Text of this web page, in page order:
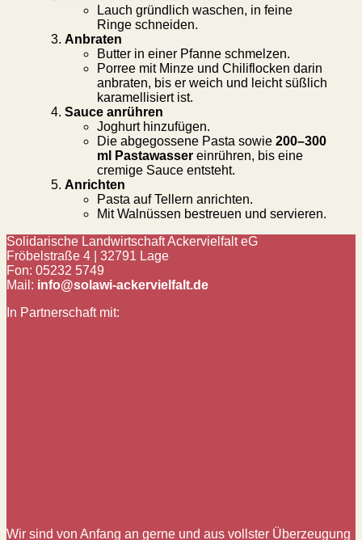
Lauch gründlich waschen, in feine
Ringe schneiden.
Anbraten
Butter in einer Pfanne schmelzen.
Porree mit Minze und Chiliflocken darin
anbraten, bis er weich und leicht süßlich
karamellisiert ist.
Sauce anrühren
Joghurt hinzufügen.
Die abgegossene Pasta sowie 200–300
ml Pastawasser einrühren, bis eine
cremige Sauce entsteht.
Anrichten
Pasta auf Tellern anrichten.
Mit Walnüssen bestreuen und servieren.
Solidarische Landwirtschaft Ackervielfalt eG
Fröbelstraße 4 | 32791 Lage
Fon: 05232 5749
Mail: info@solawi-ackervielfalt.de
In Partnerschaft mit:
Wir sind von Anfang an gerne und aus vollster Überzeugung